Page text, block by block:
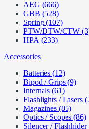
AEG (666)
GBB (528)
Spring (107)
PTW/DTW/CTW
HPA (233)
Accessories
Batteries (12)
Bipod / Grips (9)
Internals (61)
Flashlights / Lasers
Magazines (85)
Optics / Scopes (86)
Silencer / Flashhider